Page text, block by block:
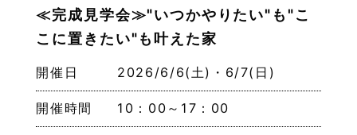
≪完成見学会≫"いつかやりたい"も"こ
こに置きたい"も叶えた家
開催日 2026/6/6(土)・6/7(日)
開催時間 10：00～17：00